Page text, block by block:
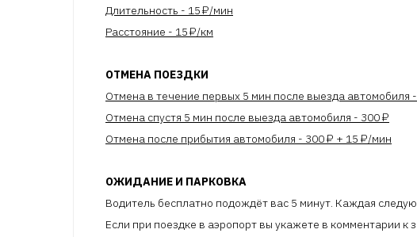
Длительность - 15 ₽/мин
Расстояние - 15 ₽/км
ОТМЕНА ПОЕЗДКИ
Отмена в течение первых 5 мин после выезда автомобиля
Отмена спустя 5 мин после выезда автомобиля - 300 ₽
Отмена после прибытия автомобиля - 300 ₽ + 15 ₽/мин
ОЖИДАНИЕ И ПАРКОВКА
Водитель бесплатно подождёт вас 5 минут. Каждая
Если при поездке в аэропорт вы укажете в комментарии к